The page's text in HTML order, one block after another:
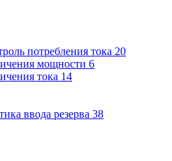
потребления тока 20
мощности 6
тока 14
ввода резерва 38